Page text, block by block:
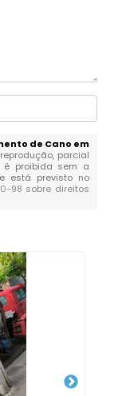
de Cano em
parcial
é proibida sem a
está previsto no
98 sobre direitos